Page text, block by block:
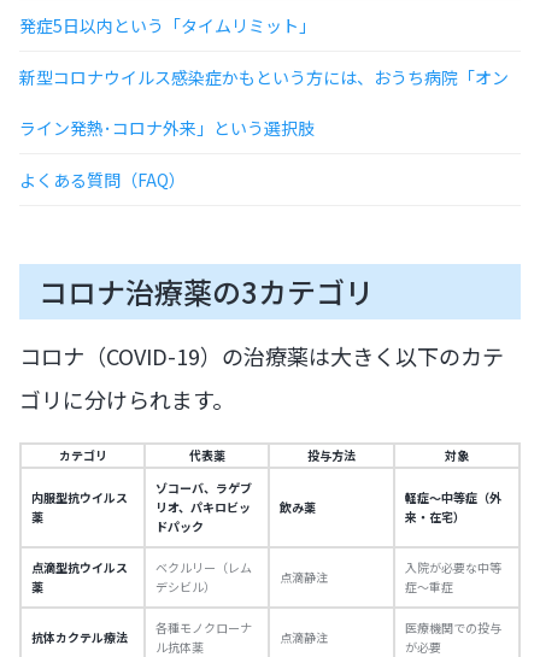
発症5日以内という「タイムリミット」
新型コロナウイルス感染症かもという方には、おうち病院「オン
ライン発熱･コロナ外来」という選択肢
よくある質問（FAQ）
コロナ治療薬の3カテゴリ
コロナ（COVID-19）の治療薬は大きく以下のカテ
ゴリに分けられます。
カテゴリ 代表薬 投与方法 対象
内服型抗ウイルス
薬
ゾコーバ、ラゲブ
リオ、パキロビッ
ドパック
飲み薬
軽症〜中等症（外
来・在宅）
点滴型抗ウイルス
薬
ベクルリー（レム
デシビル）
点滴静注
入院が必要な中等
症〜重症
抗体カクテル療法
各種モノクローナ
ル抗体薬
点滴静注
医療機関での投与
が必要